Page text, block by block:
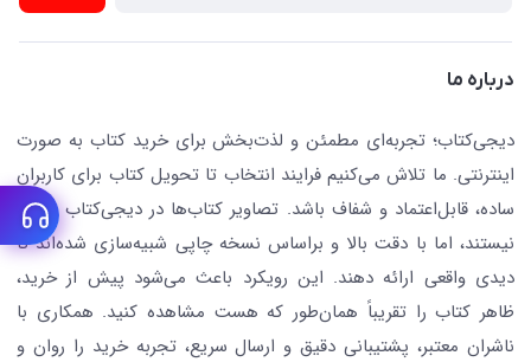
کافه دیجی کتاب
جستجو در سایت
کتابیاب
درباره ما
دیجی‌کتاب؛ تجربه‌ای مطمئن و لذت‌بخش برای خرید کتاب به صورت
اینترنتی. ما تلاش می‌کنیم فرایند انتخاب تا تحویل کتاب برای کاربران
ساده، قابل‌اعتماد و شفاف باشد. تصاویر کتاب‌ها در دیجی‌کتاب واقعی
نیستند، اما با دقت بالا و براساس نسخه چاپی شبیه‌سازی شده‌اند تا
دیدی واقعی ارائه دهند. این رویکرد باعث می‌شود پیش از خرید،
ظاهر کتاب را تقریباً همان‌طور که هست مشاهده کنید. همکاری با
ناشران معتبر، پشتیبانی دقیق و ارسال سریع، تجربه خرید را روان و